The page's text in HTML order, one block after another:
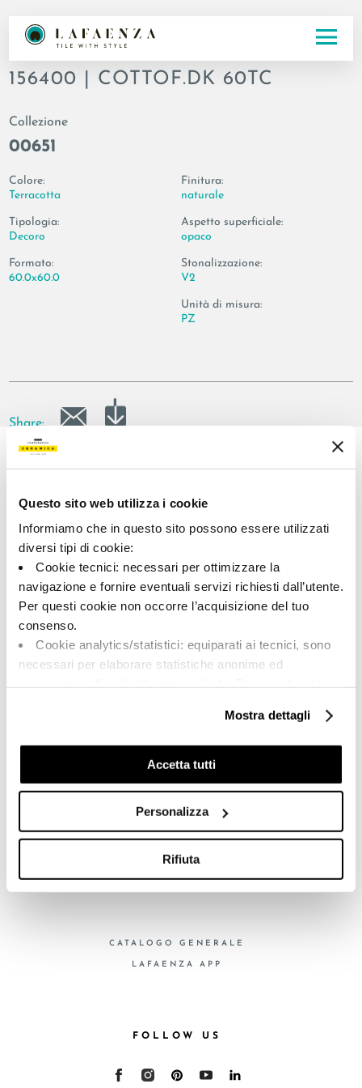
Questo sito web utilizza i cookie
Informiamo che in questo sito possono essere utilizzati
diversi tipi di cookie:
Cookie tecnici: necessari per ottimizzare la
navigazione e fornire eventuali servizi richiesti dall’utente.
Per questi cookie non occorre l’acquisizione del tuo
consenso.
Cookie analytics/statistici: equiparati ai tecnici, sono
necessari per elaborare statistiche anonime ed
Cookie di profilazione/marketing: sono utilizzati, solo
previo tuo consenso, per esaminare le tue abitudini di
navigazione e mostrarti quindi avvisi pubblicitari mirati, in
linea con le tue preferenze.
cookie di profilazione, selezionando uno dei bottoni sotto
riportati. Puoi avere maggiori dettagli visionando
l’Informativa estesa cookie. La chiusura del presente
banner comporterà il permanere dei soli cookie tecnici ed
accedendo al link presente nel footer.
Mostra dettagli
Accetta tutti
Personalizza
Rifiuta
156400 | COTTOF.DK 60TC
Collezione
00651
Colore:
Terracotta
Tipologia:
Decoro
Formato:
60.0x60.0
Finitura:
naturale
Aspetto superficiale:
opaco
Stonalizzazione:
V2
Unità di misura:
PZ
Share:
A brand of Cooperativa Ceramica d’Imola
Via Vittorio Veneto, 13 - 40026 Imola (BO)
CATALOGO GENERALE
LAFAENZA APP
FOLLOW US